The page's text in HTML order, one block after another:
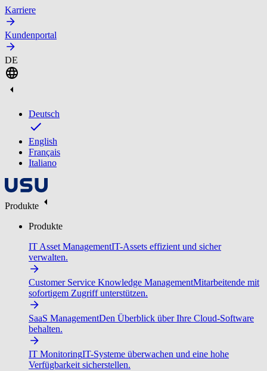
Karriere
Kundenportal
DE
Deutsch
English
Français
Italiano
Produkte
Produkte
IT Asset ManagementIT-Assets effizient und sicher
verwalten.
Customer Service Knowledge ManagementMitarbeitende mit
sofortigem Zugriff unterstützen.
SaaS ManagementDen Überblick über Ihre Cloud-Software
behalten.
IT MonitoringIT-Systeme überwachen und eine hohe
Verfügbarkeit sicherstellen.